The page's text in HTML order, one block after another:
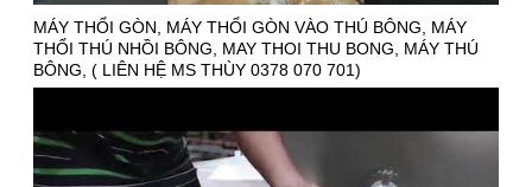
MÁY THỔI GÒN, MÁY THỔI GÒN VÀO THÚ BÔNG, MÁY
THỔI THÚ NHỒI BÔNG, MAY THOI THU BONG, MÁY THÚ
BÔNG, ( LIÊN HỆ MS THÙY 0378 070 701)